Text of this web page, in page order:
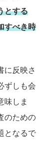
とする
すべき時
に反映さ
ずしも会
味しま
のための
となるで